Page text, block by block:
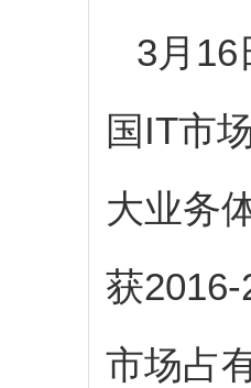
3月 16
国 IT市
大业务
获
市场占